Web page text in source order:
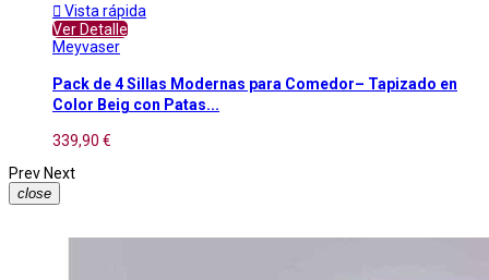
 Vista rápida
Ver Detalle
Meyvaser
Pack de 4 Sillas Modernas para Comedor– Tapizado en
Color Beig con Patas...
339,90 €
Prev Next
close